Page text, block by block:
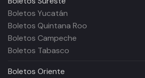
Boletos Yucatán
Boletos Quintana Roo
Boletos Campeche
Boletos Tabasco
Boletos Oriente